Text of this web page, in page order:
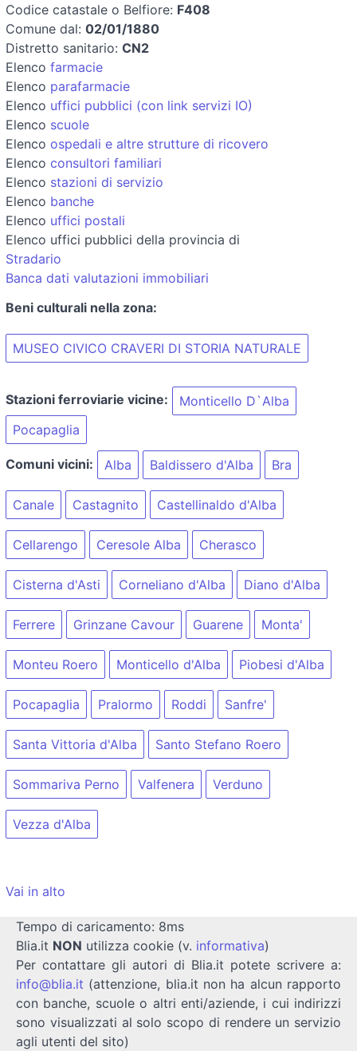
Codice catastale o Belfiore: F408
Comune dal: 02/01/1880
Distretto sanitario: CN2
Elenco farmacie
Elenco parafarmacie
Elenco uffici pubblici (con link servizi IO)
Elenco scuole
Elenco ospedali e altre strutture di ricovero
Elenco consultori familiari
Elenco stazioni di servizio
Elenco banche
Elenco uffici postali
Elenco uffici pubblici della provincia di
Stradario
Banca dati valutazioni immobiliari
Beni culturali nella zona:
MUSEO CIVICO CRAVERI DI STORIA NATURALE
Stazioni ferroviarie vicine:
Monticello D`Alba
Pocapaglia
Comuni vicini: Alba Baldissero d'Alba Bra
Canale Castagnito Castellinaldo d'Alba
Cellarengo Ceresole Alba Cherasco
Cisterna d'Asti Corneliano d'Alba Diano d'Alba
Ferrere Grinzane Cavour Guarene Monta'
Monteu Roero Monticello d'Alba Piobesi d'Alba
Pocapaglia Pralormo Roddi Sanfre'
Santa Vittoria d'Alba Santo Stefano Roero
Sommariva Perno Valfenera Verduno
Vezza d'Alba
Vai in alto
Tempo di caricamento: 8ms
Blia.it NON utilizza cookie (v. informativa)
Per contattare gli autori di Blia.it potete scrivere a:
info@blia.it (attenzione, blia.it non ha alcun rapporto
con banche, scuole o altri enti/aziende, i cui indirizzi
sono visualizzati al solo scopo di rendere un servizio
agli utenti del sito)